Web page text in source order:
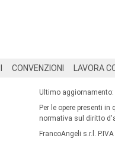
CONVENZIONI LAVORA
Ultimo
Per le opere presenti
normativa sul diritto
FrancoAngeli s.r.l.